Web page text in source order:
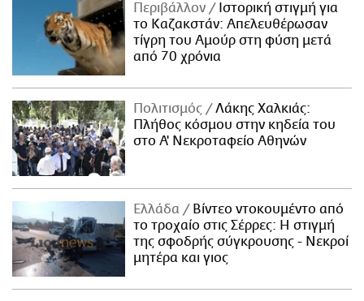
Περιβάλλον
Ιστορική στιγμή για
το Καζακστάν: Απελευθέρωσαν
τίγρη του Αμούρ στη φύση μετά
από 70 χρόνια
Πολιτισμός
Λάκης Χαλκιάς:
Πλήθος κόσμου στην κηδεία του
στο Α' Νεκροταφείο Αθηνών
Ελλάδα
Βίντεο ντοκουμέντο από
το τροχαίο στις Σέρρες: Η στιγμή
της σφοδρής σύγκρουσης - Νεκροί
μητέρα και γιος